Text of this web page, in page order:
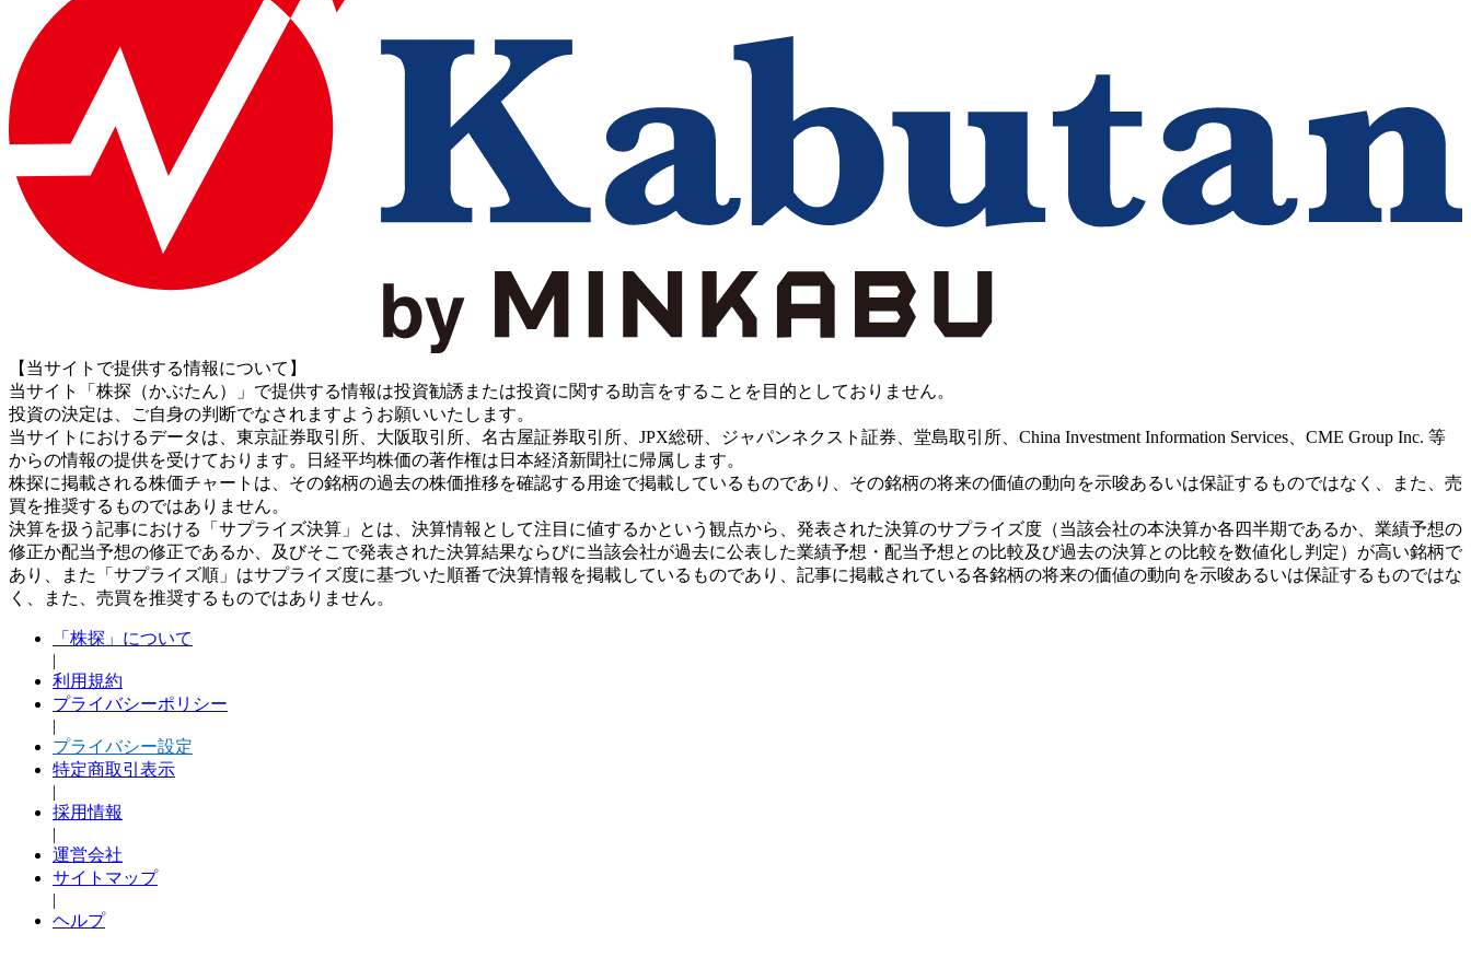
【当サイトで提供する情報について】
当サイト「株探（かぶたん）」で提供する情報は投資勧誘または投資に関する助言をすることを目的としておりません。
投資の決定は、ご自身の判断でなされますようお願いいたします。
当サイトにおけるデータは、東京証券取引所、大阪取引所、名古屋証券取引所、JPX総研、ジャパンネクスト証券、堂島取引所、China Investment Information Services、CME Group Inc. 等
からの情報の提供を受けております。日経平均株価の著作権は日本経済新聞社に帰属します。
株探に掲載される株価チャートは、その銘柄の過去の株価推移を確認する用途で掲載しているものであり、その銘柄の将来の価値の動向を示唆あるいは保証するものではなく、また、売
買を推奨するものではありません。
決算を扱う記事における「サプライズ決算」とは、決算情報として注目に値するかという観点から、発表された決算のサプライズ度（当該会社の本決算か各四半期であるか、業績予想の
修正か配当予想の修正であるか、及びそこで発表された決算結果ならびに当該会社が過去に公表した業績予想・配当予想との比較及び過去の決算との比較を数値化し判定）が高い銘柄で
あり、また「サプライズ順」はサプライズ度に基づいた順番で決算情報を掲載しているものであり、記事に掲載されている各銘柄の将来の価値の動向を示唆あるいは保証するものではな
く、また、売買を推奨するものではありません。
「株探」について
|
利用規約
プライバシーポリシー
|
プライバシー設定
特定商取引表示
|
採用情報
|
運営会社
サイトマップ
|
ヘルプ